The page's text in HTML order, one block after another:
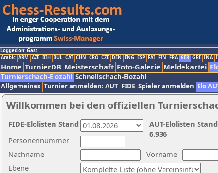
Logged on: Gast
Arabic ARM AZE BIH BUL CAT CHN CRO CZE DEN ENG ESP FAI FIN FRA GER GRE INA
Home TurnierDB Meisterschaft Foto-Galerie Meldekartei
Turnierschach-Elozahl Schnellschach-Elozahl
Allgemeines Turnier anmelden: AUT FIDE Spieler anmelden Elo
Willkommen bei den offiziellen
Nachname
Vorname
Ebene
Personennummer
AUT-Elolisten
6.936
FIDE-Elolisten Stand